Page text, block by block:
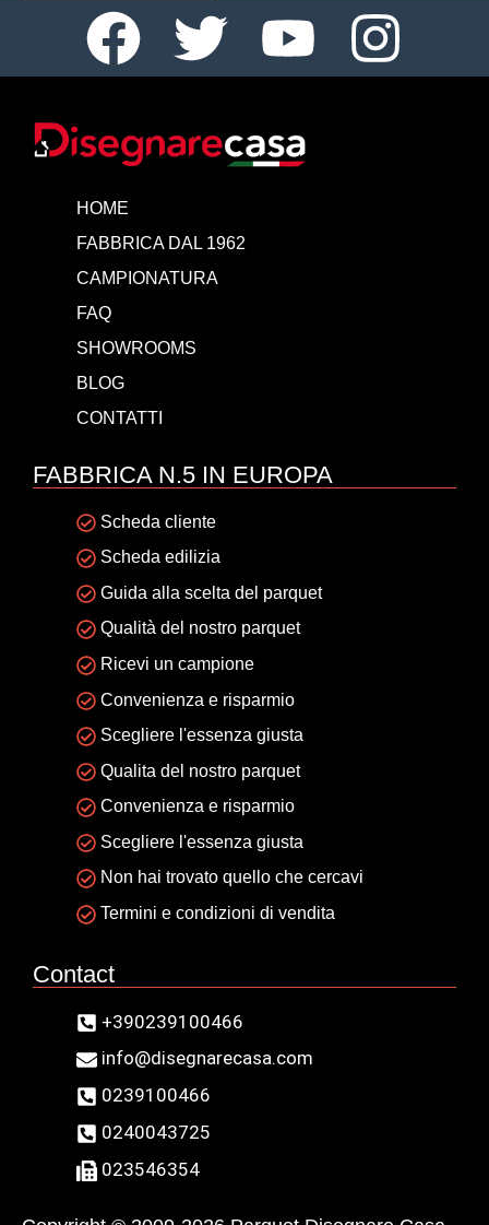
HOME
FABBRICA DAL 1962
CAMPIONATURA
FAQ
SHOWROOMS
BLOG
CONTATTI
FABBRICA N.5 IN EUROPA
Scheda cliente
Scheda edilizia
Guida alla scelta del parquet
Qualità del nostro parquet
Ricevi un campione
Convenienza e risparmio
Scegliere l'essenza giusta
Qualita del nostro parquet
Convenienza e risparmio
Scegliere l'essenza giusta
Non hai trovato quello che cercavi
Termini e condizioni di vendita
Contact
+390239100466
info@disegnarecasa.com
0239100466
0240043725
023546354